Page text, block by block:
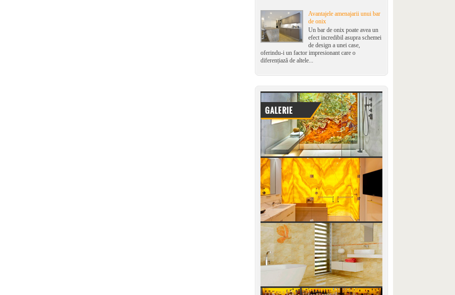
Avantajele amenajarii unui bar
de onix
Un bar de onix poate avea un
efect incredibil asupra schemei
de design a unei case,
oferindu-i un factor impresionant care o
diferențiază de altele...